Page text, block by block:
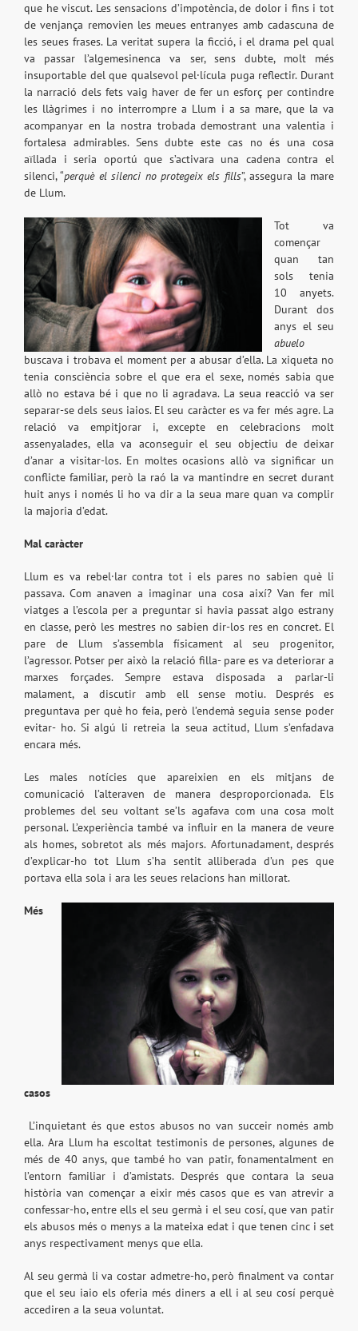
que he viscut. Les sensacions d’impotència, de dolor i fins i tot
de venjança removien les meues entranyes amb cadascuna de
les seues frases. La veritat supera la ficció, i el drama pel qual
va passar l’algemesinenca va ser, sens dubte, molt més
insuportable del que qualsevol pel·lícula puga reflectir. Durant
la narració dels fets vaig haver de fer un esforç per contindre
les llàgrimes i no interrompre a Llum i a sa mare, que la va
acompanyar en la nostra trobada demostrant una valentia i
fortalesa admirables. Sens dubte este cas no és una cosa
aïllada i seria oportú que s’activara una cadena contra el
silenci, “perquè el silenci no protegeix els fills”, assegura la mare
de Llum.
Tot va
començar
quan tan
sols tenia
10 anyets.
Durant dos
anys el seu
abuelo
buscava i trobava el moment per a abusar d’ella. La xiqueta no
tenia consciència sobre el que era el sexe, només sabia que
allò no estava bé i que no li agradava. La seua reacció va ser
separar-se dels seus iaios. El seu caràcter es va fer més agre. La
relació va empitjorar i, excepte en celebracions molt
assenyalades, ella va aconseguir el seu objectiu de deixar
d’anar a visitar-los. En moltes ocasions allò va significar un
conflicte familiar, però la raó la va mantindre en secret durant
huit anys i només li ho va dir a la seua mare quan va complir
la majoria d’edat.
Mal caràcter
Llum es va rebel·lar contra tot i els pares no sabien què li
passava. Com anaven a imaginar una cosa així? Van fer mil
viatges a l’escola per a preguntar si havia passat algo estrany
en classe, però les mestres no sabien dir-los res en concret. El
pare de Llum s’assembla físicament al seu progenitor,
l’agressor. Potser per això la relació filla- pare es va deteriorar a
marxes forçades. Sempre estava disposada a parlar-li
malament, a discutir amb ell sense motiu. Després es
preguntava per què ho feia, però l’endemà seguia sense poder
evitar- ho. Si algú li retreia la seua actitud, Llum s’enfadava
encara més.
Les males notícies que apareixien en els mitjans de
comunicació l’alteraven de manera desproporcionada. Els
problemes del seu voltant se’ls agafava com una cosa molt
personal. L’experiència també va influir en la manera de veure
als homes, sobretot als més majors. Afortunadament, després
d’explicar-ho tot Llum s’ha sentit alliberada d’un pes que
portava ella sola i ara les seues relacions han millorat.
Més
casos
L’inquietant és que estos abusos no van succeir només amb
ella. Ara Llum ha escoltat testimonis de persones, algunes de
més de 40 anys, que també ho van patir, fonamentalment en
l’entorn familiar i d’amistats. Després que contara la seua
història van començar a eixir més casos que es van atrevir a
confessar-ho, entre ells el seu germà i el seu cosí, que van patir
els abusos més o menys a la mateixa edat i que tenen cinc i set
anys respectivament menys que ella.
Al seu germà li va costar admetre-ho, però finalment va contar
que el seu iaio els oferia més diners a ell i al seu cosí perquè
accediren a la seua voluntat.